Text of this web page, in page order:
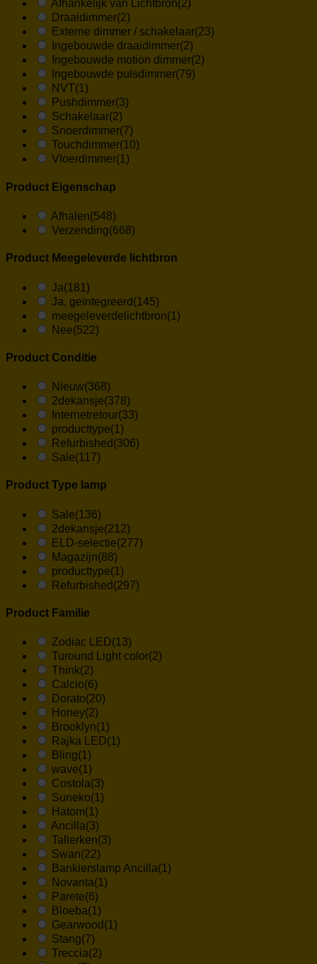
Afhankelijk van Lichtbron(2)
Draaidimmer(2)
Externe dimmer / schakelaar(23)
Ingebouwde draaidimmer(2)
Ingebouwde motion dimmer(2)
Ingebouwde pulsdimmer(79)
NVT (1)
Pushdimmer(3)
Schakelaar(2)
Snoerdimmer(7)
Touchdimmer(10)
Vloerdimmer(1)
Product Eigenschap
Afhalen(548)
Verzending(668)
Product Meegeleverde lichtbron
Ja(181)
Ja, geïntegreerd (145)
meegeleverdelichtbron(1)
Nee(522)
Product Conditie
Nieuw(368)
2dekansje(378)
Internetretour(33)
producttype(1)
Refurbished (306)
Sale(117)
Product Type lamp
Sale(136)
2dekansje(212)
ELD-selectie(277)
Magazijn(88)
producttype(1)
Refurbished (297)
Product Familie
Zodiac LED(13)
Turound Light color(2)
Think(2)
Calcio(6)
Dorato(20)
Honey(2)
Brooklyn(1)
Rajka LED(1)
Bling(1)
wave(1)
Costola(3)
Suneko(1)
Hatom(1)
Ancilla(3)
Tallerken(3)
Swan(22)
Bankierslamp Ancilla(1)
Novanta(1)
Parete(6)
Bloeba(1)
Gearwood (1)
Stang(7)
Treccia(2)